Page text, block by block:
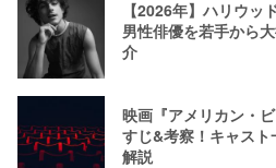
【2026年】ハリウッ
男性俳優を若手から
介
映画『アメリカン・
すじ&考察！キャス
解説